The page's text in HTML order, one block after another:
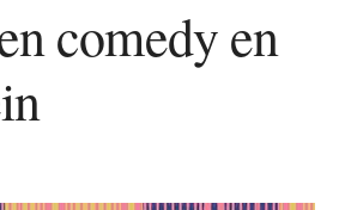
comedy en